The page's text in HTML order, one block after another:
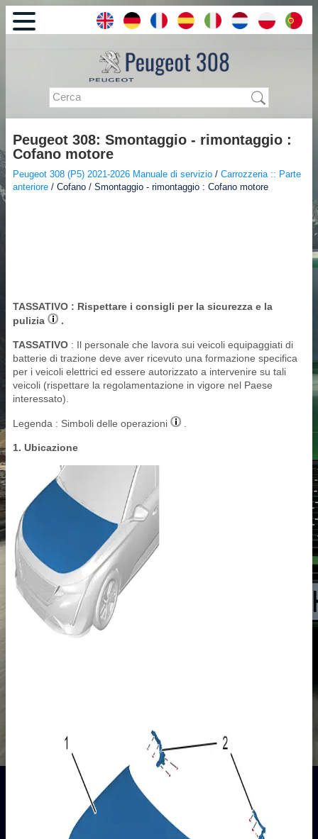
Peugeot 308: Smontaggio - rimontaggio :
Cofano motore
Peugeot 308 (P5) 2021-2026 Manuale di servizio / Carrozzeria :: Parte
anteriore / Cofano / Smontaggio - rimontaggio : Cofano motore
TASSATIVO : Rispettare i consigli per la sicurezza e la
pulizia
.
TASSATIVO : Il personale che lavora sui veicoli equipaggiati di
batterie di trazione deve aver ricevuto una formazione specifica
per i veicoli elettrici ed essere autorizzato a intervenire su tali
veicoli (rispettare la regolamentazione in vigore nel Paese
interessato).
Legenda : Simboli delle operazioni
1. Ubicazione